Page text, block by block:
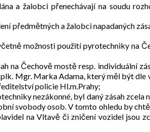
a žalobci přenechávají na soudu
předmětných a žalobci napadaných
možnosti použití pyrotechniky na
na Čechově mostě resp. individuální
Mgr. Marka Adama, který měl být
policie Hl.m.Prahy;
nezákonné, byl daný zásah
svobody osob. V tomto ohledu by
na Vltavě či zničení vozidel jsou